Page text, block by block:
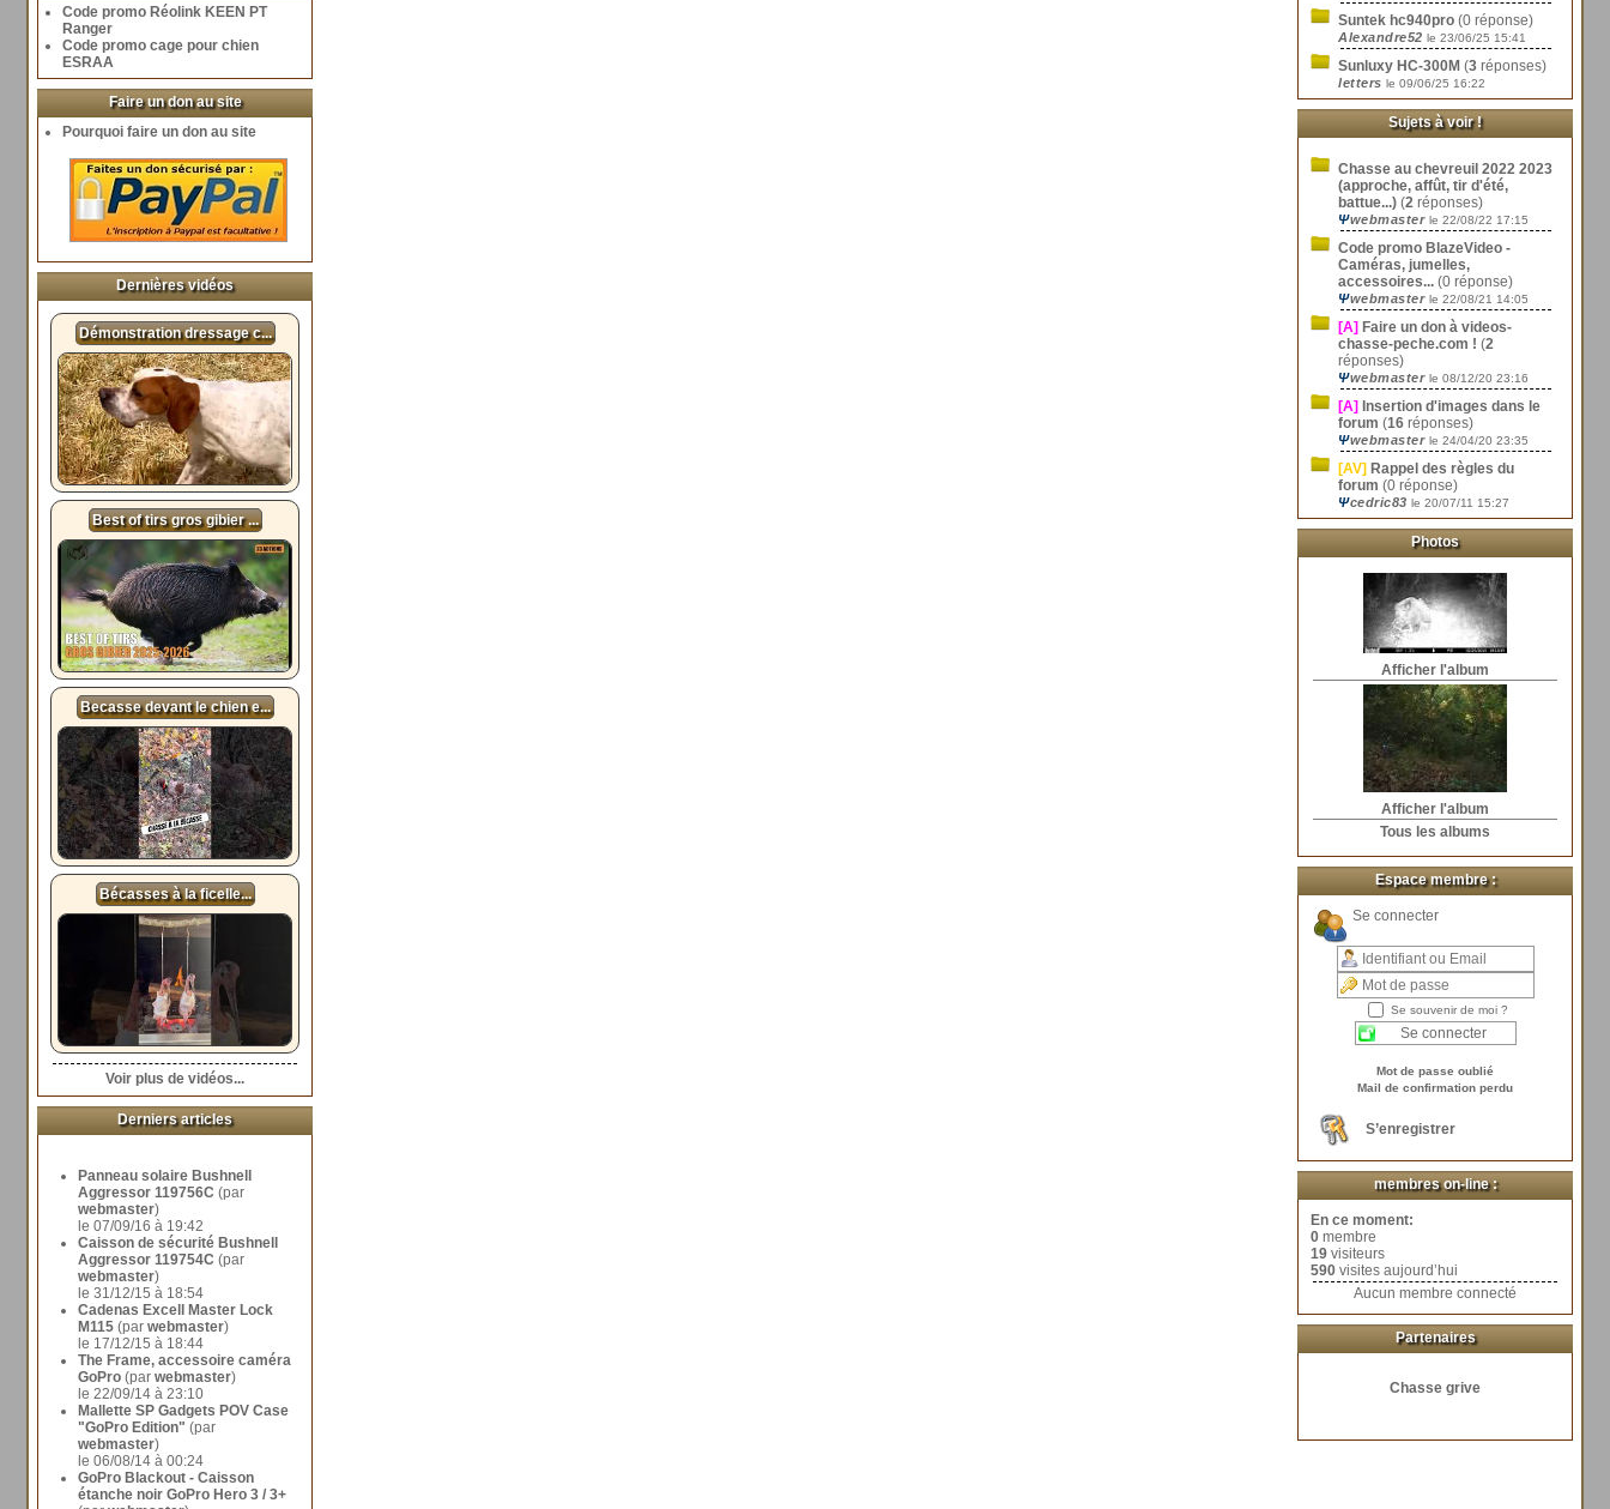
Code promo Réolink KEEN PT
Ranger
Code promo cage pour chien
ESRAA
Faire un don au site
Pourquoi faire un don au site
Dernières vidéos
Démonstration dressage c...
Best of tirs gros gibier ...
Becasse devant le chien e...
Bécasses à la ficelle...
Voir plus de vidéos...
Derniers articles
Panneau solaire Bushnell
Aggressor 119756C (par
webmaster)
le 07/09/16 à 19:42
Caisson de sécurité Bushnell
Aggressor 119754C (par
webmaster)
le 31/12/15 à 18:54
Cadenas Excell Master Lock
M115 (par webmaster)
le 17/12/15 à 18:44
The Frame, accessoire caméra
GoPro (par webmaster)
le 22/09/14 à 23:10
Mallette SP Gadgets POV Case
"GoPro Edition" (par
webmaster)
le 06/08/14 à 00:24
GoPro Blackout - Caisson
étanche noir GoPro Hero 3 / 3+
Suntek hc940pro (0 réponse)
Alexandre52 le 23/06/25 15:41
Sunluxy HC-300M (3 réponses)
letters le 09/06/25 16:22
Sujets à voir !
Chasse au chevreuil 2022 2023
(approche, affût, tir d'été,
battue...) (2 réponses)
Ψwebmaster le 22/08/22 17:15
Code promo BlazeVideo -
Caméras, jumelles,
accessoires... (0 réponse)
Ψwebmaster le 22/08/21 14:05
[A] Faire un don à videos-
chasse-peche.com ! (2
réponses)
Ψwebmaster le 08/12/20 23:16
[A] Insertion d'images dans le
forum (16 réponses)
Ψwebmaster le 24/04/20 23:35
[AV] Rappel des règles du
forum (0 réponse)
Ψcedric83 le 20/07/11 15:27
Photos
Afficher l'album
Afficher l'album
Tous les albums
Espace membre :
Se connecter
Se souvenir de moi ?
Mot de passe oublié
Mail de confirmation perdu
S’enregistrer
membres on-line :
En ce moment:
0 membre
19 visiteurs
590 visites aujourd’hui
Aucun membre connecté
Partenaires
Chasse grive